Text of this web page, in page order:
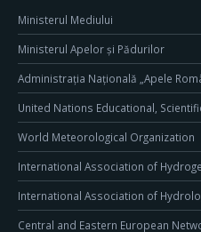
Ministerul Mediului
Ministerul Apelor și Pădurilor
Administrația Națională „Apele
United Nations Educational,
World Meteorological Organization
International Association of
International Association of
Central and Eastern European